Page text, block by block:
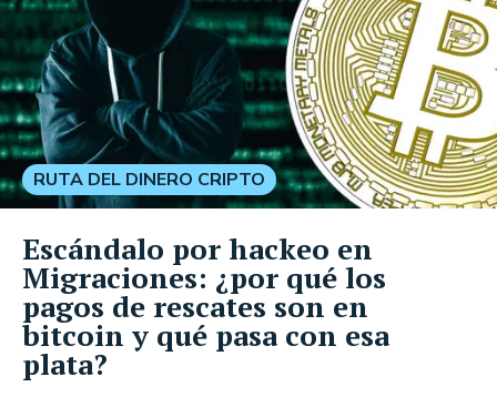
RUTA DEL DINERO CRIPTO
Escándalo por hackeo en
Migraciones: ¿por qué los
pagos de rescates son en
bitcoin y qué pasa con esa
plata?